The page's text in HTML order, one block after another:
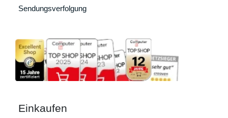
Sendungsverfolgung
Einkaufen